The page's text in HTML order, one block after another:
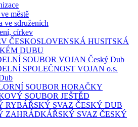
městě
ve sdruženích
církev
ČESKOSLOVENSKÁ HUSITSKÁ
DUBU
SOUBOR VOJAN Český Dub
SPOLEČNOST VOJAN o.s.
SOUBOR HORAČKY
SOUBOR JEŠTĚD
RYBÁŘSKÝ SVAZ ČESKÝ DUB
ZAHRÁDKÁŘSKÝ SVAZ ČESKÝ